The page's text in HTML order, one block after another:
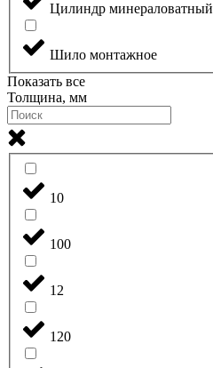
Цилиндр минераловатный
Шило монтажное
Показать все
Толщина, мм
10
100
12
120